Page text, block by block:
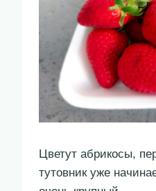
Цветут абрикосы,
тутовник уже